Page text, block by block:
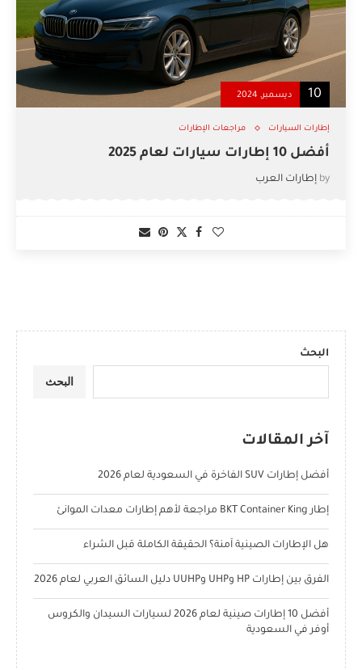
10 ديسمبر, 2024
إطارات السيارات مراجعات الإطارات
أفضل 10 إطارات سيارات لعام 2025
by إطارات العرب
البحث
البحث
آخر المقالات
أفضل إطارات SUV الفاخرة في السعودية لعام 2026
إطار BKT Container King مراجعة لأهم إطارات معدات الموانئ
هل الإطارات الصينية آمنة؟ الحقيقة الكاملة قبل الشراء
الفرق بين إطارات HP وUHP وUUHP دليل السائق العربي لعام 2026
أفضل 10 إطارات صينية لعام 2026 لسيارات السيدان والكروس
أوفر في السعودية